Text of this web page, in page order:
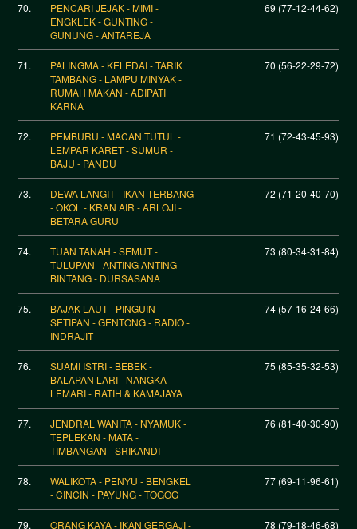
70.
PENCARI JEJAK - MIMI -
ENGKLEK - GUNTING -
GUNUNG - ANTAREJA
69 (77-12-44-62)
71.
PALINGMA - KELEDAI - TARIK
TAMBANG - LAMPU MINYAK -
RUMAH MAKAN - ADIPATI
KARNA
70 (56-22-29-72)
72.
PEMBURU - MACAN TUTUL -
LEMPAR KARET - SUMUR -
BAJU - PANDU
71 (72-43-45-93)
73.
DEWA LANGIT - IKAN TERBANG
- OKOL - KRAN AIR - ARLOJI -
BETARA GURU
72 (71-20-40-70)
74.
TUAN TANAH - SEMUT -
TULUPAN - ANTING ANTING -
BINTANG - DURSASANA
73 (80-34-31-84)
75.
BAJAK LAUT - PINGUIN -
SETIPAN - GENTONG - RADIO -
INDRAJIT
74 (57-16-24-66)
76.
SUAMI ISTRI - BEBEK -
BALAPAN LARI - NANGKA -
LEMARI - RATIH & KAMAJAYA
75 (85-35-32-53)
77.
JENDRAL WANITA - NYAMUK -
TEPLEKAN - MATA -
TIMBANGAN - SRIKANDI
76 (81-40-30-90)
78.
WALIKOTA - PENYU - BENGKEL
- CINCIN - PAYUNG - TOGOG
77 (69-11-96-61)
79. ORANG KAYA - IKAN GERGAJI - 78 (79-18-46-68)